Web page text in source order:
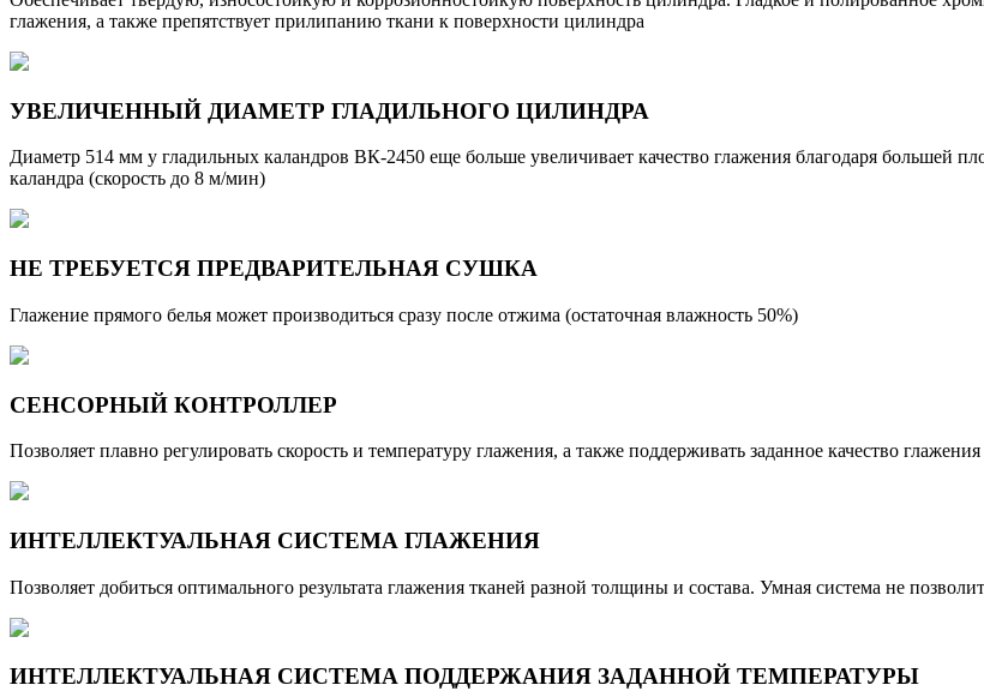
глажения, а также препятствует прилипанию ткани к поверхности цилиндра
УВЕЛИЧЕННЫЙ ДИАМЕТР ГЛАДИЛЬНОГО ЦИЛИНДРА
Диаметр 514 мм у гладильных каландров ВК-2450 еще больше увеличивает качество глажения благодаря большей
каландра (скорость до 8 м/мин)
НЕ ТРЕБУЕТСЯ ПРЕДВАРИТЕЛЬНАЯ СУШКА
Глажение прямого белья может производиться сразу после отжима (остаточная влажность 50%)
СЕНСОРНЫЙ КОНТРОЛЛЕР
Позволяет плавно регулировать скорость и температуру глажения, а также поддерживать заданное качество
ИНТЕЛЛЕКТУАЛЬНАЯ СИСТЕМА ГЛАЖЕНИЯ
Позволяет добиться оптимального результата глажения тканей разной толщины и состава. Умная система не
ИНТЕЛЛЕКТУАЛЬНАЯ СИСТЕМА ПОДДЕРЖАНИЯ ЗАДАННОЙ ТЕМПЕРАТУРЫ